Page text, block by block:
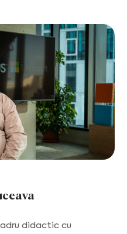
didactic cu